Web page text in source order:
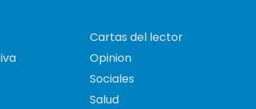
Cartas del lector
Opinion
Sociales
Salud